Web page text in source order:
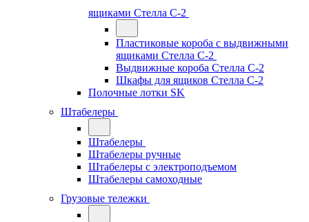
ящиками Стелла С-2
Пластиковые короба с выдвижными
ящиками Стелла С-2
Выдвижные короба Стелла С-2
Шкафы для ящиков Стелла С-2
Полочные лотки SK
Штабелеры
Штабелеры
Штабелеры ручные
Штабелеры с электроподъемом
Штабелеры самоходные
Грузовые тележки